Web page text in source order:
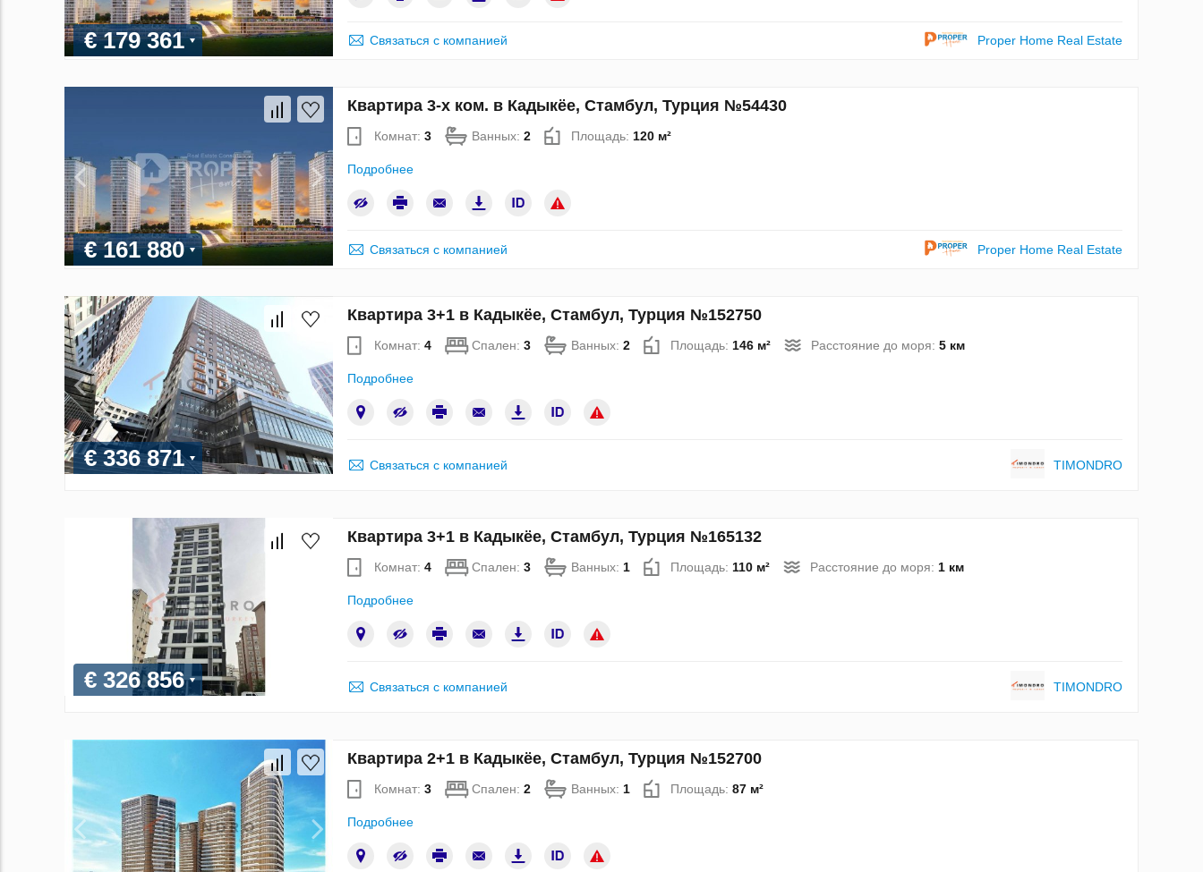
€ 179 361 Связаться с компанией Proper Home Real Estate
€ 161 880
Квартира 3-х ком. в Кадыкёе, Стамбул, Турция №54430
Комнат: 3 Ванных: 2 Площадь: 120 м²
Подробнее
Связаться с компанией Proper Home Real Estate
€ 336 871
Квартира 3+1 в Кадыкёе, Стамбул, Турция №152750
Комнат: 4 Спален: 3 Ванных: 2 Площадь: 146 м² Расстояние до моря: 5 км
Подробнее
Связаться с компанией TIMONDRO
€ 326 856
Квартира 3+1 в Кадыкёе, Стамбул, Турция №165132
Комнат: 4 Спален: 3 Ванных: 1 Площадь: 110 м² Расстояние до моря: 1 км
Подробнее
Связаться с компанией TIMONDRO
Квартира 2+1 в Кадыкёе, Стамбул, Турция №152700
Комнат: 3 Спален: 2 Ванных: 1 Площадь: 87 м²
Подробнее